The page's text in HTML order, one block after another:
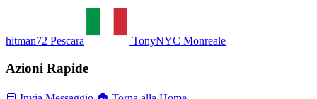
hitman72 Pescara TonyNYC Monreale
Azioni Rapide